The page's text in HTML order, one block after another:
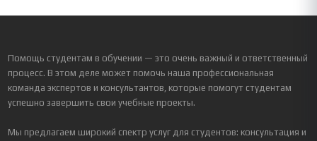
Помощь студентам в обучении — это очень важный и ответственный
процесс. В этом деле может помочь наша профессиональная
команда экспертов и консультантов, которые помогут студентам
успешно завершить свои учебные проекты.
Мы предлагаем широкий спектр услуг для студентов: консультация и